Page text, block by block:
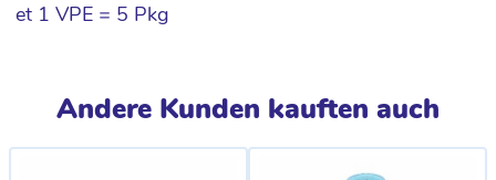
et 1 VPE = 5 Pkg
Andere Kunden kauften auch